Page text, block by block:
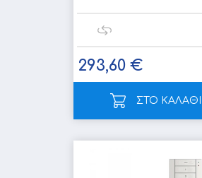
293,60 €
ΣΤΟ ΚΑΛΑΘΙ